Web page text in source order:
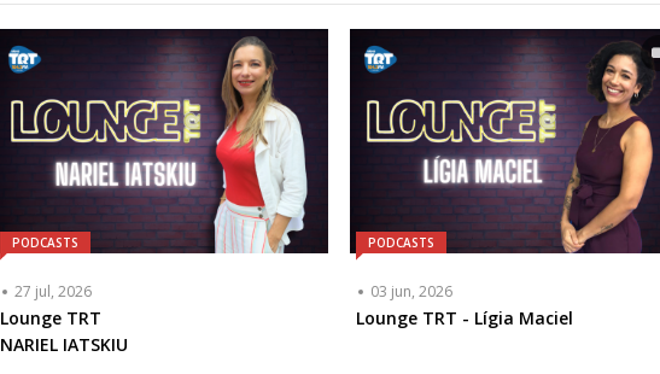
PODCASTS
27 jul, 2026
Articulista
ou
Lounge TRT
NARIEL IATSKIU
PODCASTS
03 jun, 2026
Lounge TRT - Lígia Maciel